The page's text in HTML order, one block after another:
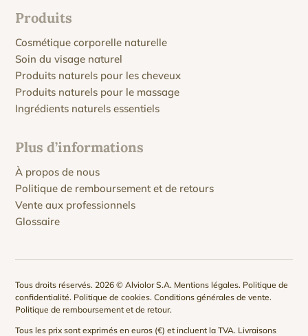
Produits
Cosmétique corporelle naturelle
Soin du visage naturel
Produits naturels pour les cheveux
Produits naturels pour le massage
Ingrédients naturels essentiels
Plus d’informations
À propos de nous
Politique de remboursement et de retours
Vente aux professionnels
Glossaire
Tous droits réservés. 2026 © Alviolor S.A. Mentions légales. Politique de
confidentialité. Politique de cookies.Conditions générales de vente.
Politique de remboursement et de retour.
Tous les prix sont exprimés en euros (€) et incluent la TVA. Livraisons